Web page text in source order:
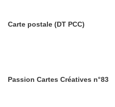
Carte postale (DT PCC)
Passion Cartes Créatives n°83